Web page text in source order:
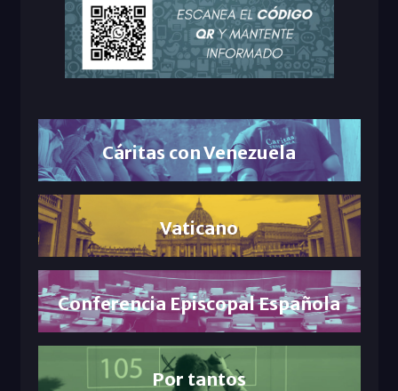
Cáritas con Venezuela
Vaticano
Conferencia Episcopal Española
Por tantos